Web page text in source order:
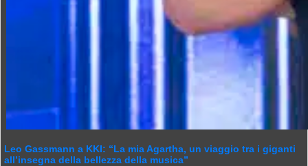
Leo Gassmann a KKI: “La mia Agartha, un viaggio tra i giganti
all’insegna della bellezza della musica”